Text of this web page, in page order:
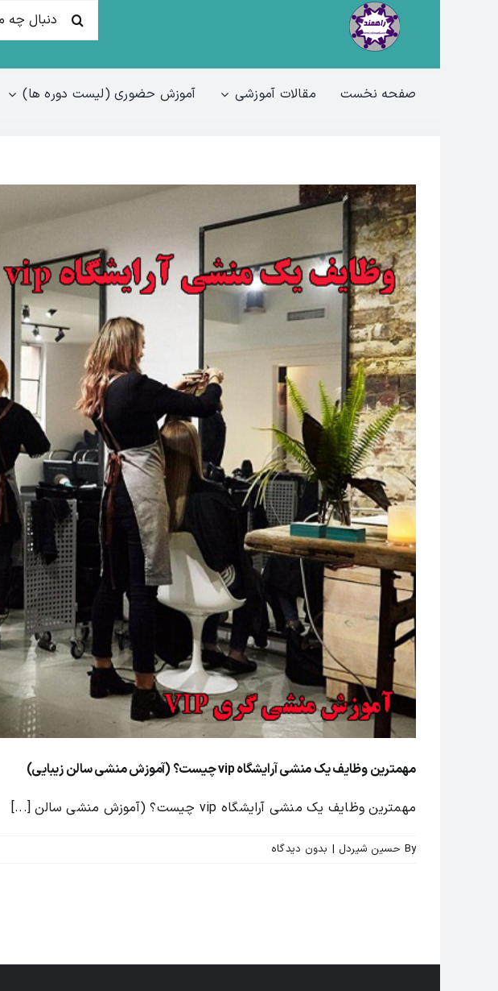
جستجو
برای:
صفحه نخست مقالات آموزشی آموزش حضوری (لیست دوره ها)
مهمترین وظایف یک منشی آرایشگاه vip چیست؟ (آموزش منشی سالن زیبایی)
مهمترین وظایف یک منشی آرایشگاه vip چیست؟ (آموزش منشی سالن [...]
By حسین شیردل | بدون ديدگاه